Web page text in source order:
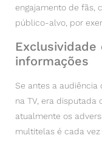
engajamento de fãs,
público-alvo, por
informações
Se antes a audiência
na TV, era disputada
atualmente os
multitelas é cada